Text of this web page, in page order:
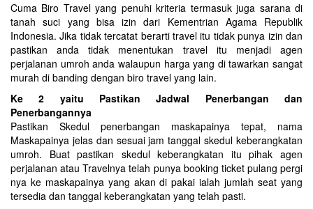
Cuma Biro Travel yang penuhi kriteria termasuk juga sarana di
tanah suci yang bisa izin dari Kementrian Agama Republik
Indonesia. Jika tidak tercatat berarti travel itu tidak punya izin dan
pastikan anda tidak menentukan travel itu menjadi agen
perjalanan umroh anda walaupun harga yang di tawarkan sangat
murah di banding dengan biro travel yang lain.
Ke 2 yaitu Pastikan Jadwal Penerbangan dan
Penerbangannya
Pastikan Skedul penerbangan maskapainya tepat, nama
Maskapainya jelas dan sesuai jam tanggal skedul keberangkatan
umroh. Buat pastikan skedul keberangkatan itu pihak agen
perjalanan atau Travelnya telah punya booking ticket pulang pergi
nya ke maskapainya yang akan di pakai ialah jumlah seat yang
tersedia dan tanggal keberangkatan yang telah pasti.